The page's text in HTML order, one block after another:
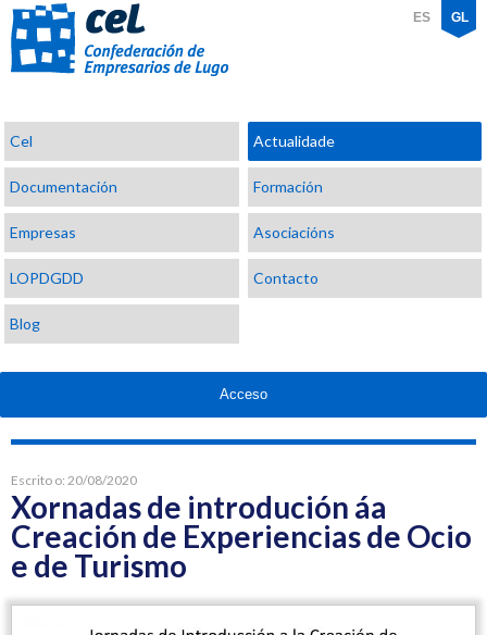
Confederación
de
Empresarios
de
Lugo
ES GL
Cel Actualidade
Documentación Formación
Empresas Asociacións
LOPDGDD Contacto
Blog
Acceso
Escrito o: 20/08/2020
Xornadas de introdución áa
Creación de Experiencias de Ocio
e de Turismo